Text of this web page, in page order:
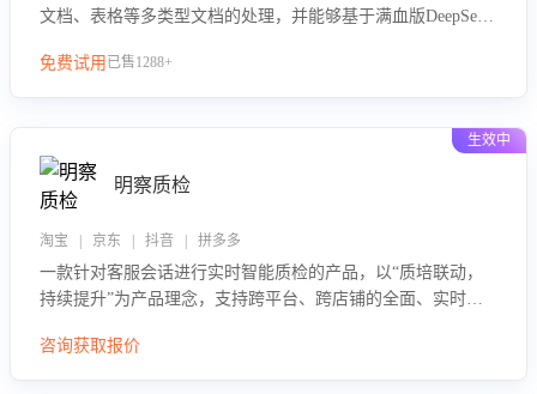
文档、表格等多类型文档的处理，并能够基于满血版DeepSeek
助用户高效管理和利用知识资源。通过该产品，用户可以轻松
免费试用 已售1288+
生效中
明察质检
淘宝 | 京东 | 抖音 | 拼多多
一款针对客服会话进行实时智能质检的产品，以“质培联动，
持续提升”为产品理念，支持跨平台、跨店铺的全面、实时、
队的销服能力。
咨询获取报价